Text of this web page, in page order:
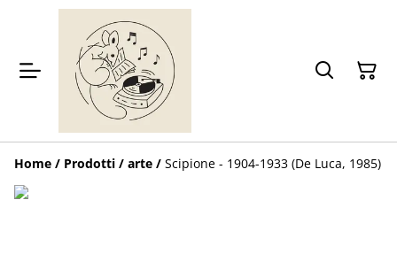
Home / Prodotti / arte / Scipione - 1904-1933 (De Luca, 1985)